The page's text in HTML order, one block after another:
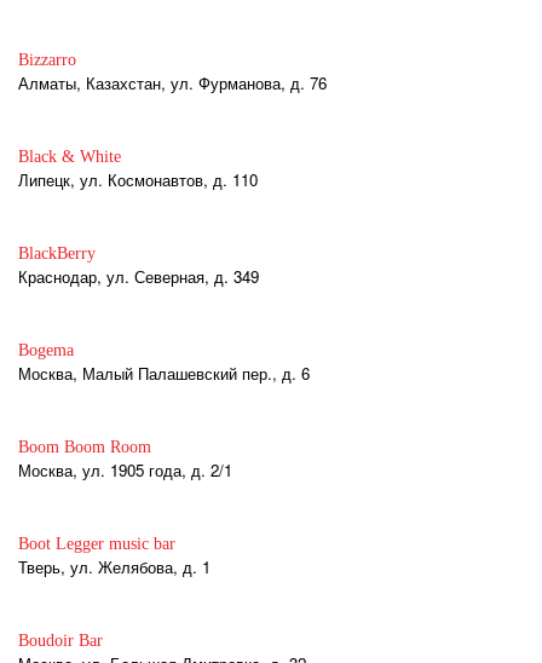
Bizzarro
Алматы, Казахстан, ул. Фурманова, д. 76
Black & White
Липецк, ул. Космонавтов, д. 110
BlackBerry
Краснодар, ул. Северная, д. 349
Bogema
Москва, Малый Палашевский пер., д. 6
Boom Boom Room
Москва, ул. 1905 года, д. 2/1
Boot Legger music bar
Тверь, ул. Желябова, д. 1
Boudoir Bar